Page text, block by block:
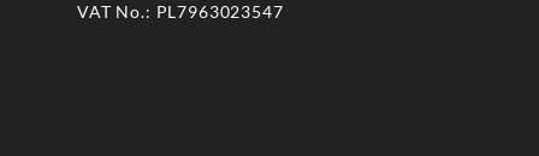
VAT No.: PL7963023547